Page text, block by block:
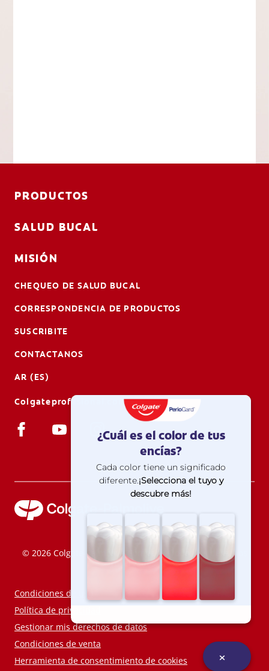
PRODUCTOS
SALUD BUCAL
MISIÓN
CHEQUEO DE SALUD BUCAL
CORRESPONDENCIA DE PRODUCTOS
SUSCRIBITE
CONTACTANOS
AR (ES)
Colgateprofesional.com.ar
© 2026 Colgate-Palmolive Company. Todos los derechos
reservados.
Condiciones de uso
Política de privacidad
Gestionar mis derechos de datos
Condiciones de venta
Herramienta de consentimiento de cookies